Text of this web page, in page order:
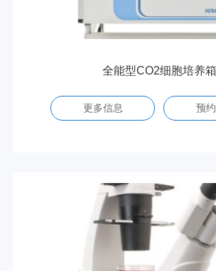
全能型CO2细胞培养箱
更多信息 预